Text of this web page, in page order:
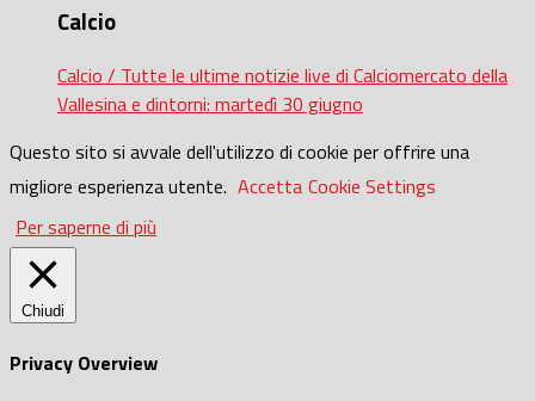
Calcio
Calcio / Tutte le ultime notizie live di Calciomercato della
Vallesina e dintorni: martedì 30 giugno
Questo sito si avvale dell'utilizzo di cookie per offrire una
migliore esperienza utente. Accetta Cookie Settings
Per saperne di più
Chiudi
Privacy Overview